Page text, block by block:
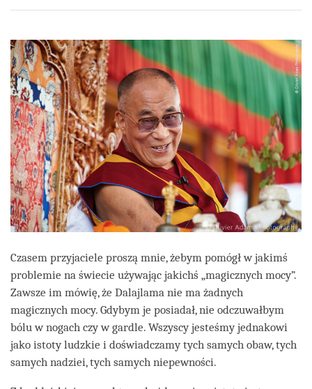
on
Czasem przyjaciele proszą mnie, żebym pomógł w jakimś
problemie na świecie używając jakichś „magicznych mocy”.
Zawsze im mówię, że Dalajlama nie ma żadnych
magicznych mocy. Gdybym je posiadał, nie odczuwałbym
bólu w nogach czy w gardle. Wszyscy jesteśmy jednakowi
jako istoty ludzkie i doświadczamy tych samych obaw, tych
samych nadziei, tych samych niepewności.